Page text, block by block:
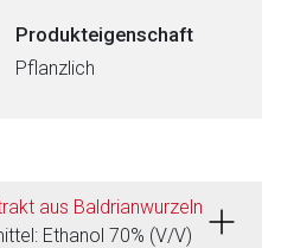
Produkteigenschaft
Pflanzlich
aus Baldrianwurzeln
Ethanol 70% (V/V)